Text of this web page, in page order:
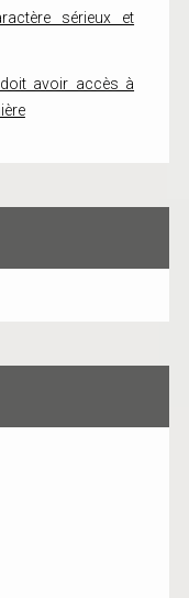
sérieux et
avoir accès à